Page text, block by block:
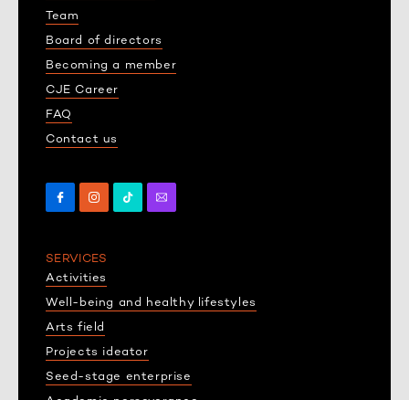
Team
Board of directors
Becoming a member
CJE Career
FAQ
Contact us
SERVICES
Activities
Well-being and healthy lifestyles
Arts field
Projects ideator
Seed-stage enterprise